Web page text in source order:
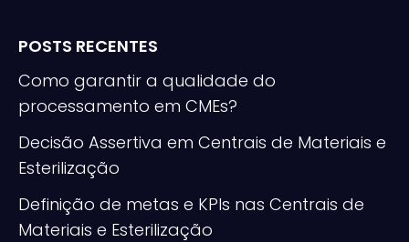
POSTS RECENTES
Como garantir a qualidade do
processamento em CMEs?
Decisão Assertiva em Centrais de Materiais e
Esterilização
Definição de metas e KPIs nas Centrais de
Materiais e Esterilização